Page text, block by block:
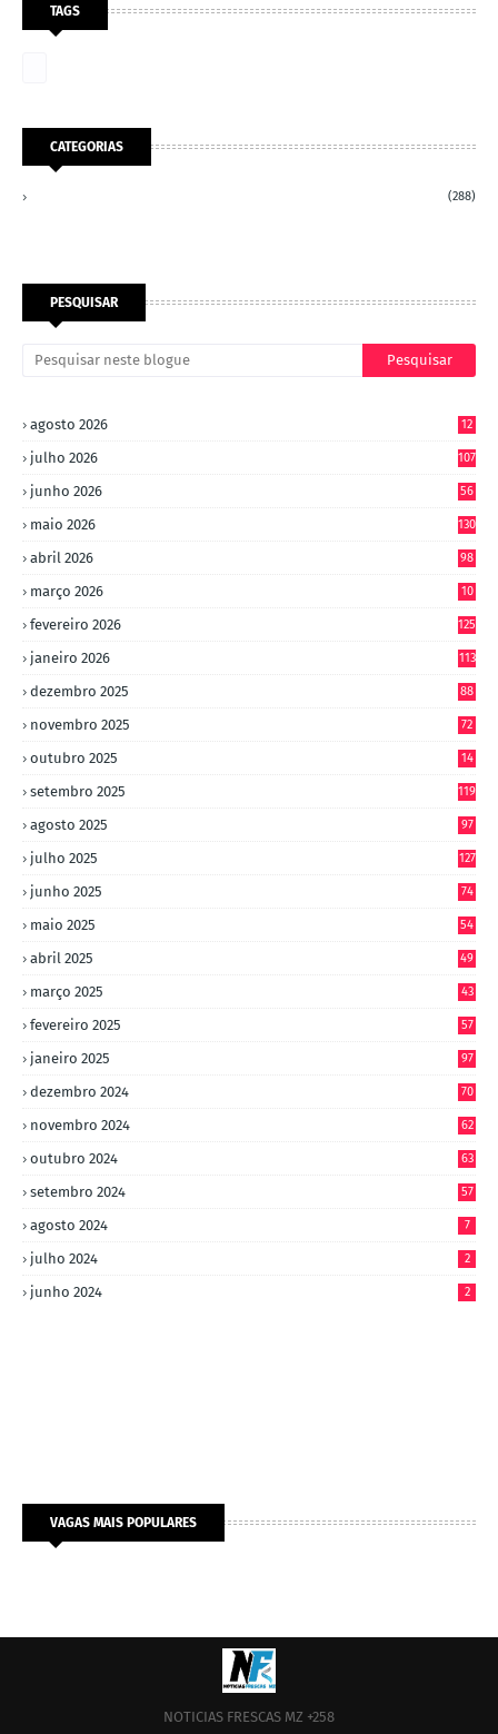
TAGS
CATEGORIAS
(288)
PESQUISAR
agosto 2026 12
julho 2026 107
junho 2026 56
maio 2026 130
abril 2026 98
março 2026
10
fevereiro 2026 125
janeiro 2026 113
dezembro 2025 88
novembro 2025 72
outubro 2025
14
setembro 2025 119
agosto 2025 97
julho 2025 127
junho 2025 74
maio 2025 54
abril 2025 49
março 2025 43
fevereiro 2025 57
janeiro 2025 97
dezembro 2024 70
novembro 2024 62
outubro 2024 63
setembro 2024 57
agosto 2024 7
julho 2024 2
junho 2024 2
VAGAS MAIS POPULARES
NOTICIAS FRESCAS MZ +258